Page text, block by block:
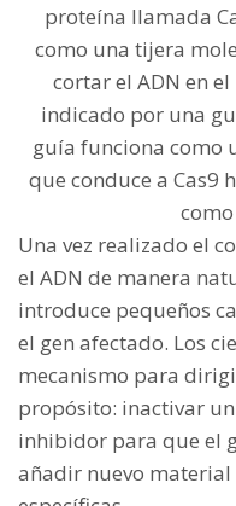
proteína llamada
como una tijera
cortar el ADN en
indicado por una
guía funciona como
que conduce a Cas9
como
Una vez realizado el
el ADN de manera
introduce pequeños
el gen afectado. Los
mecanismo para
propósito: inactivar
inhibidor para que el
añadir nuevo material